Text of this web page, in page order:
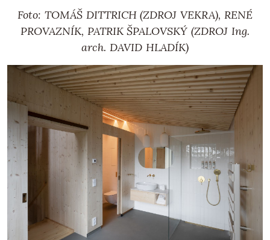
Foto: TOMÁŠ DITTRICH (ZDROJ VEKRA), RENÉ
PROVAZNÍK, PATRIK ŠPALOVSKÝ (ZDROJ Ing.
arch. DAVID HLADÍK)